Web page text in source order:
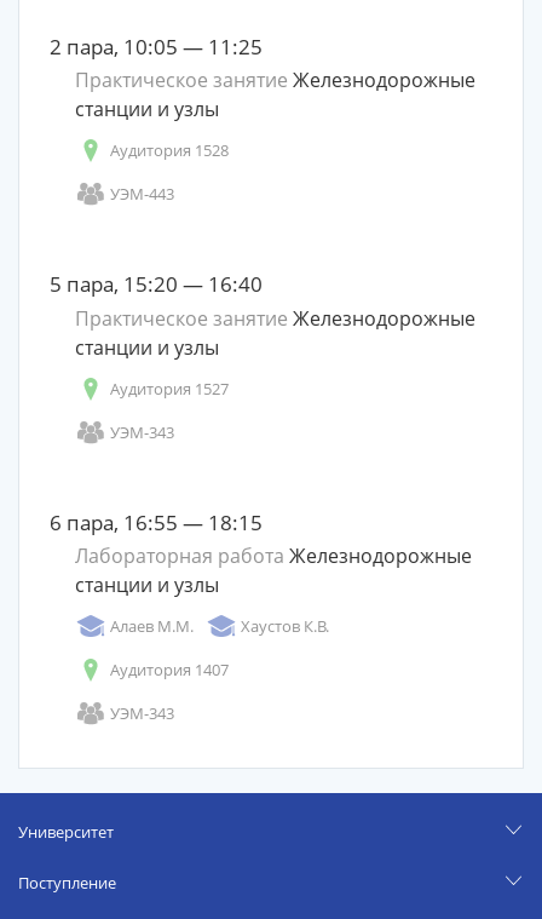
2 пара, 10:05 — 11:25
Практическое занятие Железнодорожные
станции и узлы
Аудитория 1528
УЭМ-443
5 пара, 15:20 — 16:40
Практическое занятие Железнодорожные
станции и узлы
Аудитория 1527
УЭМ-343
6 пара, 16:55 — 18:15
Лабораторная работа Железнодорожные
станции и узлы
Алаев М.М.
Хаустов К.В.
Аудитория 1407
УЭМ-343
Университет
Поступление